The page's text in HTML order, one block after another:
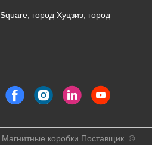
город Хуцзиэ, город
коробки Поставщик. ©